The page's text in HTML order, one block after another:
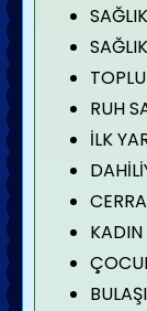
RUH
İLK
KADIN